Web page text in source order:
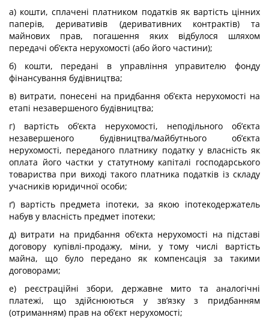
а) кошти, сплачені платником податків як вартість цінних
паперів, деривативів (деривативних контрактів) та
майнових прав, погашення яких відбулося шляхом
передачі об’єкта нерухомості (або його частини);
б) кошти, передані в управління управителю фонду
фінансування будівництва;
в) витрати, понесені на придбання об’єкта нерухомості на
етапі незавершеного будівництва;
г) вартість об’єкта нерухомості, неподільного об’єкта
незавершеного будівництва/майбутнього об’єкта
нерухомості, переданого платнику податку у власність як
оплата його частки у статутному капіталі господарського
товариства при виході такого платника податків із складу
учасників юридичної особи;
ґ) вартість предмета іпотеки, за якою іпотекодержатель
набув у власність предмет іпотеки;
д) витрати на придбання об’єкта нерухомості на підставі
договору купівлі-продажу, міни, у тому числі вартість
майна, що було передано як компенсація за такими
договорами;
е) реєстраційні збори, державне мито та аналогічні
платежі, що здійснюються у зв’язку з придбанням
(отриманням) прав на об’єкт нерухомості;